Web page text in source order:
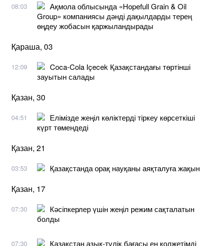
08:03
Ақмола облысында «Hopefull Grain & Oil
Group» компаниясы дәнді дақылдарды терең
өңдеу жобасын қаржыландырады
Қараша, 03
12:09
Coca-Cola Içecek Қазақстандағы төртінші
зауытын салады
Қазан, 30
04:51
Елімізде жеңіл көліктерді тіркеу көрсеткіші
күрт төмендеді
Қазан, 21
03:53 Қазақстанда орақ науқаны аяқталуға жақын
Қазан, 17
07:30
Кәсіпкерлер үшін жеңіл режим сақталатын
болды
07:30 Қазақстан азық-түлік бағасы ең қолжетімді